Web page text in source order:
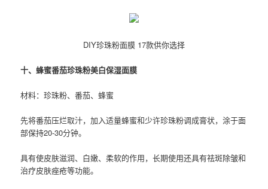
DIY珍珠粉面膜 17款供你选择
十、蜂蜜番茄珍珠粉美白保湿面膜
材料：珍珠粉、番茄、蜂蜜
先将番茄压烂取汁，加入适量蜂蜜和少许珍珠粉调成膏状，涂于面
部保持20-30分钟。
具有使皮肤滋润、白嫩、柔软的作用，长期使用还具有祛斑除皱和
治疗皮肤痤疮等功能。